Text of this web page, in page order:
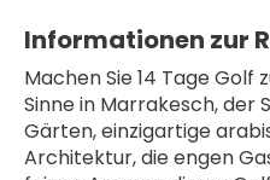
Informationen zur
Machen Sie 14 Tage Golf
Sinne in Marrakesch, der
Gärten, einzigartige
Architektur, die engen